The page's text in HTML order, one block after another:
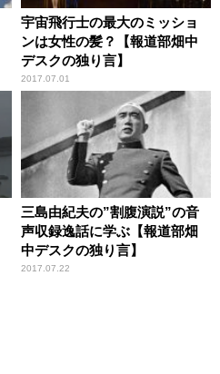
宇宙飛行士の最大のミッショ
ンは女性の髪？【報道部畑中
デスクの独り言】
2017.07.01
三島由紀夫の”割腹演説”の音
声収録逸話に学ぶ【報道部畑
中デスクの独り言】
2017.07.22